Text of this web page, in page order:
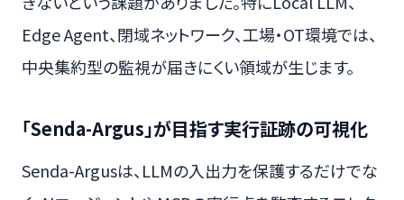
Edge Agent、閉域ネットワーク、工場・OT環境では、
中央集約型の監視が届きにくい領域が生じます。
「Senda-Argus」が目指す実行証跡の可視化
Senda-Argusは、LLMの入出力を保護するだけでな